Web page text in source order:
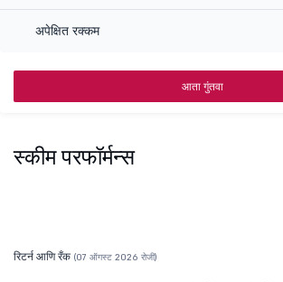
अपेक्षित रक्कम
आता गुंतवा
स्कीम परफॉर्मन्स
रिटर्न आणि रँक (07 ऑगस्ट 2026 रोजी)